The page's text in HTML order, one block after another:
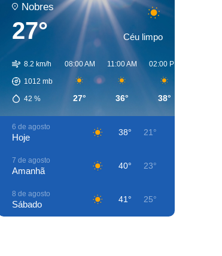
Nobres
27° Céu limpo
8.2 km/h
1012 mb
42 %
08:00 AM
27°
11:00 AM
36°
02:00 PM
38°
6 de agosto
Hoje 38° 21°
7 de agosto
Amanhã 40° 23°
8 de agosto
Sábado 41° 25°